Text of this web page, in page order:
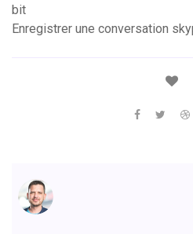
bit
Enregistrer une conversation